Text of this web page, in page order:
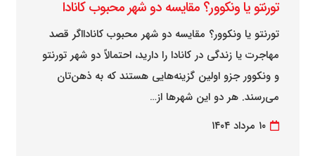
تورنتو یا ونکوور؟ مقایسه دو شهر محبوب کانادا
تورنتو یا ونکوور؟ مقایسه دو شهر محبوب کانادااگر قصد
مهاجرت یا زندگی در کانادا را دارید، احتمالاً دو شهر تورنتو
و ونکوور جزو اولین گزینه‌هایی هستند که به ذهن‌تان
می‌رسند. هر دو این شهرها از…
۱۰ مرداد ۱۴۰۴